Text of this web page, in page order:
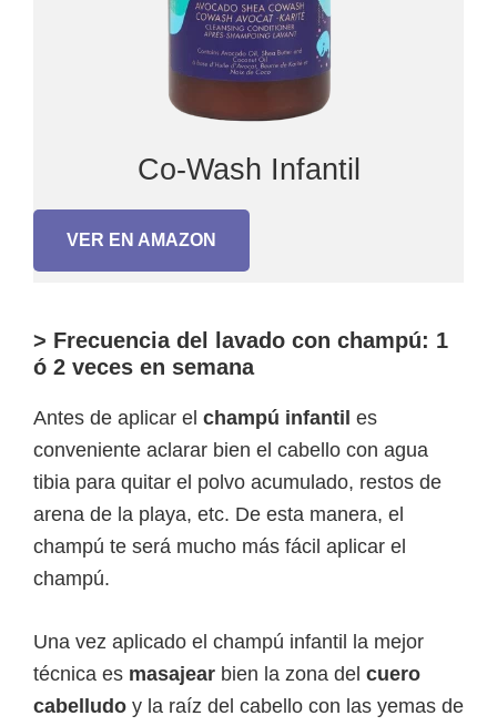
Co-Wash Infantil
VER EN AMAZON
> Frecuencia del lavado con champú: 1
ó 2 veces en semana
Antes de aplicar el champú infantil es
conveniente aclarar bien el cabello con agua
tibia para quitar el polvo acumulado, restos de
arena de la playa, etc. De esta manera, el
champú te será mucho más fácil aplicar el
champú.
Una vez aplicado el champú infantil la mejor
técnica es masajear bien la zona del cuero
cabelludo y la raíz del cabello con las yemas de